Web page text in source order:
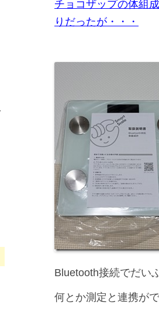
チョコザップの体組
りだったが・・・
Bluetooth接続でだい
何とか測定と連携がで